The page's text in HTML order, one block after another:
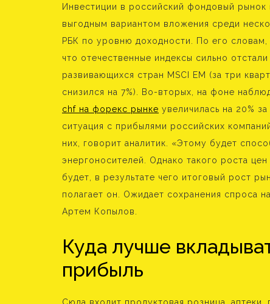
Инвестиции в российский фондовый рынок
выгодным вариантом вложения среди
РБК по уровню доходности. По его словам,
что отечественные индексы сильно
развивающихся стран MSCI EM (за три
снизился на 7%). Во-вторых, на фоне
chf на форекс рынке увеличилась на 20%
ситуация с прибылями российских
них, говорит аналитик. «Этому будет
энергоносителей. Однако такого роста
будет, в результате чего итоговый рост
полагает он. Ожидает сохранения спроса
Артем Копылов.
Куда лучше
прибыль